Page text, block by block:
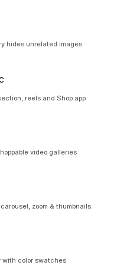
hides unrelated images
reels and Shop app
video galleries
zoom & thumbnails.
with color swatches